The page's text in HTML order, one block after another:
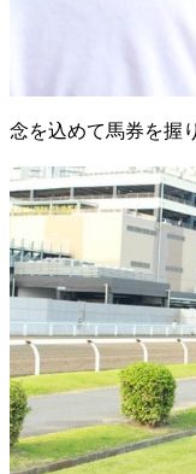
念を込めて馬券を握